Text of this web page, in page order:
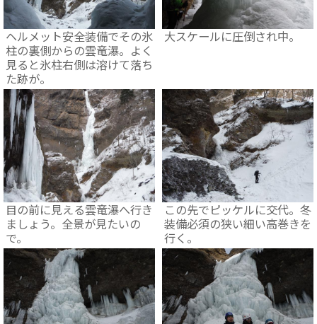
ヘルメット安全装備でその氷
柱の裏側からの雲竜瀑。よく
見ると氷柱右側は溶けて落ち
た跡が。
大スケールに圧倒され中。
目の前に見える雲竜瀑へ行き
ましょう。全景が見たいの
で。
この先でピッケルに交代。冬
装備必須の狭い細い高巻きを
行く。